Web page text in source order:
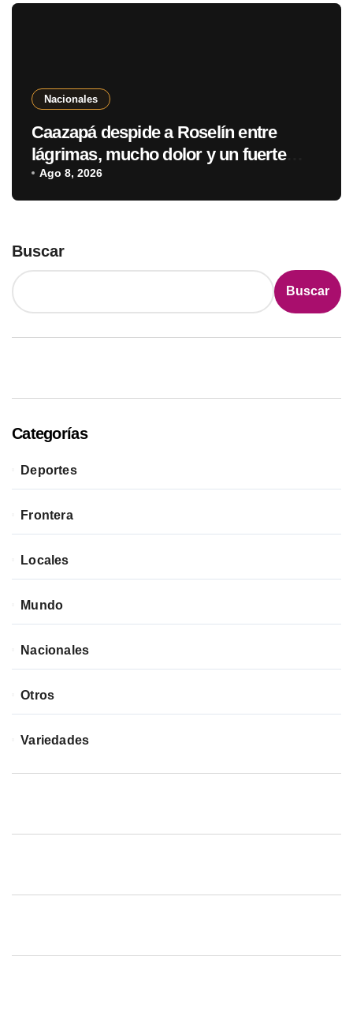
Nacionales
Caazapá despide a Roselín entre
lágrimas, mucho dolor y un fuerte
pedido de justicia
Ago 8, 2026
Buscar
Buscar
Categorías
Deportes
Frontera
Locales
Mundo
Nacionales
Otros
Variedades